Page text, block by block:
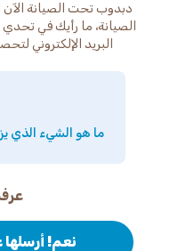
دبدوب تحت الصيانة
الصيانة، ما رأيك في
البريد
ما هو الشيء الذي
نعم! أرسلها